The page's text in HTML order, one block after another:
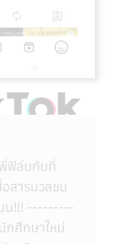
พี่ฟิล์มกันที่
สารมวลชน
น!!! ---------
ศึกษาใหม่